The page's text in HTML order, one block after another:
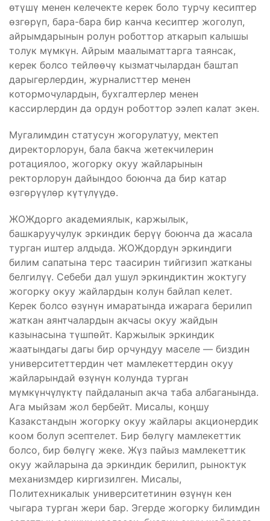
өтүшү менен келечекте керек боло турчу кесиптер
өзгөрүп, бара-бара бир канча кесиптер жоголуп,
айрымдарынын ролун роботтор аткарып калышы
толук мүмкүн. Айрым маалыматтарга таянсак,
керек болсо тейлөөчү кызматчылардан баштап
дарыгерлердин, журналисттер менен
котормочулардын, бухгалтерлер менен
кассирлердин да ордун роботтор ээлеп калат экен.
Мугалимдин статусун жогорулатуу, мектеп
директорлорун, бала бакча жетекчилерин
ротациялоо, жогорку окуу жайларынын
ректорлорун дайындоо боюнча да бир катар
өзгөрүүлөр күтүлүүдө.
ЖОЖдорго академиялык, каржылык,
башкаруучулук эркиндик берүү боюнча да жасала
турган иштер алдыда. ЖОЖдордун эркиндиги
билим сапатына терс таасирин тийгизип жатканы
белгилүү. Себеби дал ушул эркиндиктин жоктугу
жогорку окуу жайлардын колун байлап келет.
Керек болсо өзүнүн имаратында ижарага берилип
жаткан аянтчалардын акчасы окуу жайдын
казынасына түшпөйт. Каржылык эркиндик
жаатындагы дагы бир орчундуу маселе — биздин
университеттердин чет мамлекеттердин окуу
жайларындай өзүнүн колунда турган
мүмкүнчүлүктү пайдаланып акча таба албаганында.
Ага мыйзам жол бербейт. Мисалы, коңшу
Казакстандын жогорку окуу жайлары акционердик
коом болуп эсептелет. Бир бөлүгү мамлекеттик
болсо, бир бөлүгү жеке. Жүз пайыз мамлекеттик
окуу жайларына да эркиндик берилип, рыноктук
механизмдер киргизилген. Мисалы,
Политехникалык университетинин өзүнүн кен
чыгара турган жери бар. Эгерде жогорку билимдин